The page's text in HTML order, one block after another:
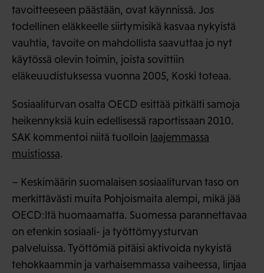
tavoitteeseen päästään, ovat käynnissä. Jos
todellinen eläkkeelle siirtymisikä kasvaa nykyistä
vauhtia, tavoite on mahdollista saavuttaa jo nyt
käytössä olevin toimin, joista sovittiin
eläkeuudistuksessa vuonna 2005, Koski toteaa.
Sosiaaliturvan osalta OECD esittää pitkälti samoja
heikennyksiä kuin edellisessä raportissaan 2010.
SAK kommentoi niitä tuolloin laajemmassa
muistiossa.
– Keskimäärin suomalaisen sosiaaliturvan taso on
merkittävästi muita Pohjoismaita alempi, mikä jää
OECD:ltä huomaamatta. Suomessa parannettavaa
on etenkin sosiaali- ja työttömyysturvan
palveluissa. Työttömiä pitäisi aktivoida nykyistä
tehokkaammin ja varhaisemmassa vaiheessa, linjaa